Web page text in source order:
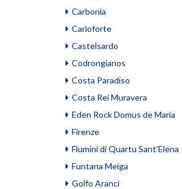
Carbonia
Carloforte
Castelsardo
Codrongianos
Costa Paradiso
Costa Rei Muravera
Eden Rock Domus de Maria
Firenze
Flumini di Quartu Sant’Elena
Funtana Meiga
Golfo Aranci